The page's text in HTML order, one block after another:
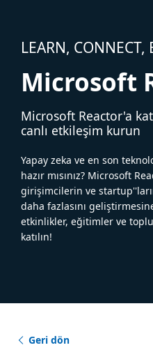
LEARN, CONNECT,
Microsoft
Microsoft Reactor'a
canlı etkileşim kurun
Yapay zeka ve en son
hazır mısınız? Microsoft
girişimcilerin ve
daha fazlasını
etkinlikler, eğitimler ve
katılın!
Geri dön